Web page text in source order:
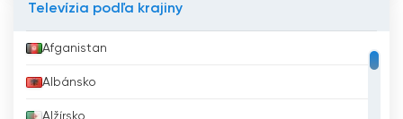
Televízia podľa krajiny
Afganistan
Albánsko
Alžírsko